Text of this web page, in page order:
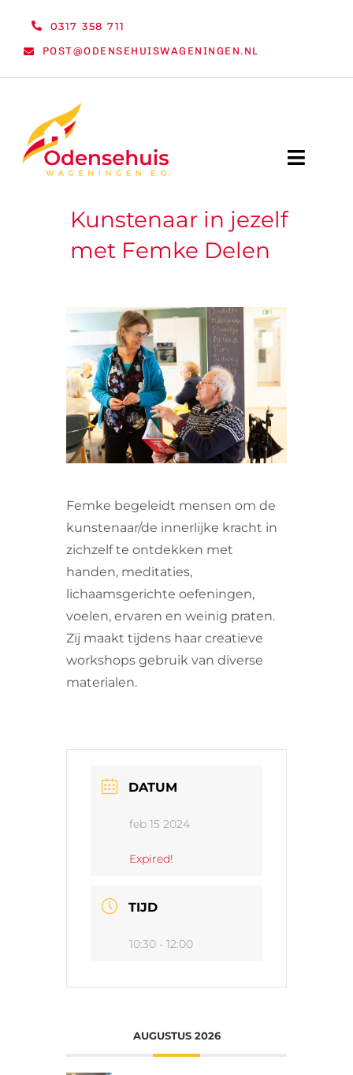
0317 358 711
POST@ODENSEHUISWAGENINGEN.NL
Toggle
WELKOM
ORGANISATIE
VRIJWILLIGERS & STAGIAIRES
CONTACT
Kunstenaar in jezelf
met Femke Delen
Femke begeleidt mensen om de
kunstenaar/de innerlijke kracht in
zichzelf te ontdekken met
handen, meditaties,
lichaamsgerichte oefeningen,
voelen, ervaren en weinig praten.
Zij maakt tijdens haar creatieve
workshops gebruik van diverse
materialen.
DATUM
feb 15 2024
Expired!
TIJD
10:30 - 12:00
AUGUSTUS 2026